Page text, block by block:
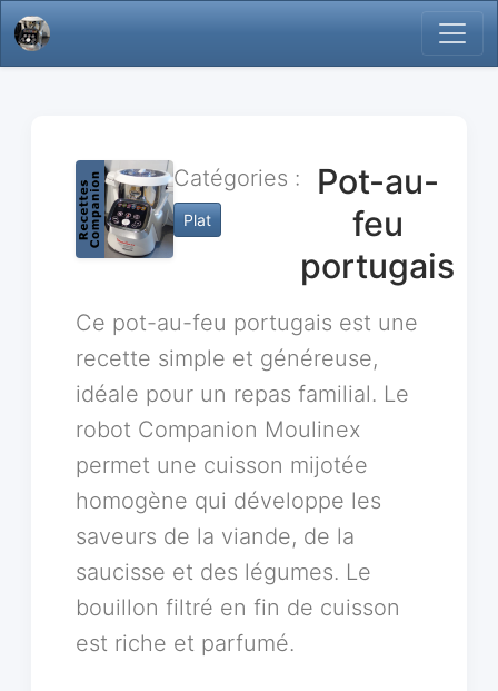
Catégories :
Plat
Pot-au-
feu
portugais
Ce pot-au-feu portugais est une
recette simple et généreuse,
idéale pour un repas familial. Le
robot Companion Moulinex
permet une cuisson mijotée
homogène qui développe les
saveurs de la viande, de la
saucisse et des légumes. Le
bouillon filtré en fin de cuisson
est riche et parfumé.